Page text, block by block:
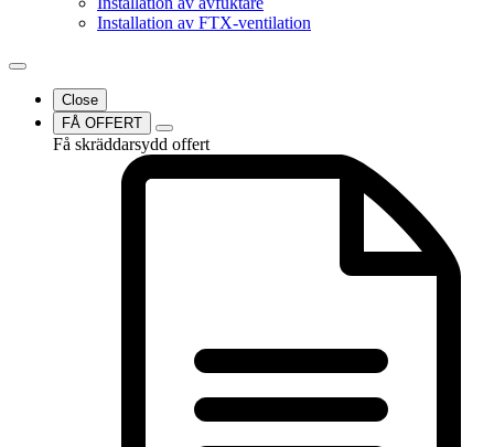
Installation av FTX-ventilation
Close
FÅ OFFERT
Få skräddarsydd offert